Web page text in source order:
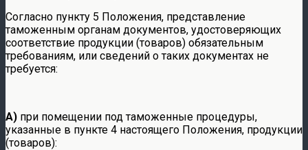
Согласно пункту 5 Положения, представление
таможенным органам документов, удостоверяющих
соответствие продукции (товаров) обязательным
требованиям, или сведений о таких документах не
требуется:
А) при помещении под таможенные процедуры,
указанные в пункте 4 настоящего Положения, продукции
(товаров):